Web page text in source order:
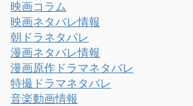
映画コラム
映画ネタバレ情報
朝ドラネタバレ
漫画ネタバレ情報
漫画原作ドラマネタバレ
特撮ドラマネタバレ
音楽動画情報